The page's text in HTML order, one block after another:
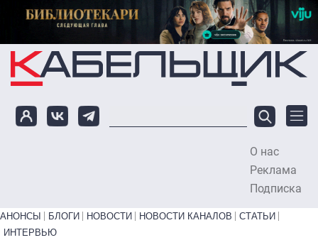
Перейти к основному содержанию
О нас
Реклама
Подписка
Primary links bottom
АНОНСЫ БЛОГИ НОВОСТИ НОВОСТИ КАНАЛОВ
СТАТЬИ
ИНТЕРВЬЮ